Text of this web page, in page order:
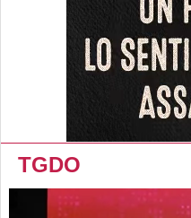
TGDO